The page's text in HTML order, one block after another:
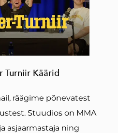
Turniir Käärid
räägime põnevatest
Stuudios on MMA
asjaarmastaja ning